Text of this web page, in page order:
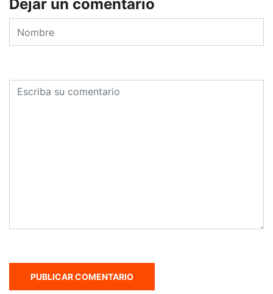
Dejar un comentario